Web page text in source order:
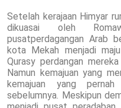
Setelah kerajaan Himyar
dikuasai oleh
pusatperdagangan Arab
kota Mekah menjadi
Qurasy perdangan
Namun kemajuan yang
kemajuan yang
sebelumnya. Meskipun